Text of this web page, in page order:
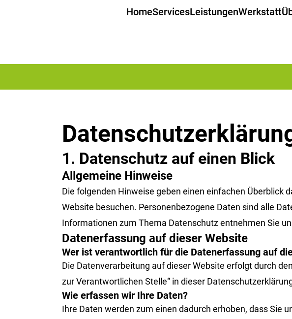
HomeServicesLeistungenWerkstatt
1. Datenschutz auf einen Blick
Allgemeine Hinweise
Die folgenden Hinweise geben einen einfachen Überblick
Website besuchen. Personenbezogene Daten sind alle
Informationen zum Thema Datenschutz entnehmen Sie
Datenerfassung auf dieser Website
Wer ist verantwortlich für die Datenerfassung auf
Die Datenverarbeitung auf dieser Website erfolgt durch
zur Verantwortlichen Stelle“ in dieser
Wie erfassen wir Ihre Daten?
Ihre Daten werden zum einen dadurch erhoben, dass Sie